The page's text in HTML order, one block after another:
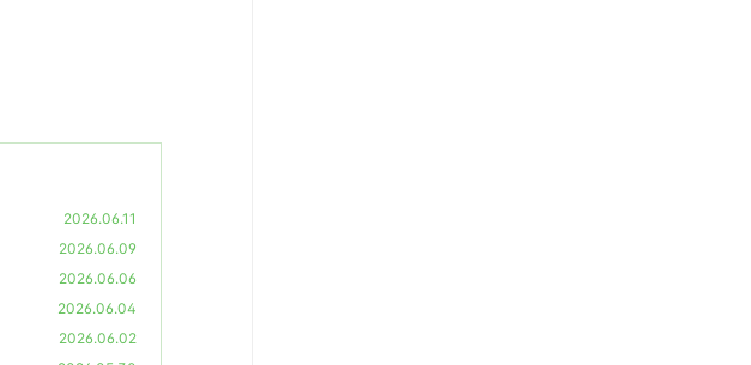
2026.06.11
2026.06.09
2026.06.06
2026.06.04
2026.06.02